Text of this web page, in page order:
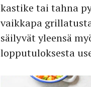
kastike tai tahna
vaikkapa
säilyvät yleensä
lopputuloksesta